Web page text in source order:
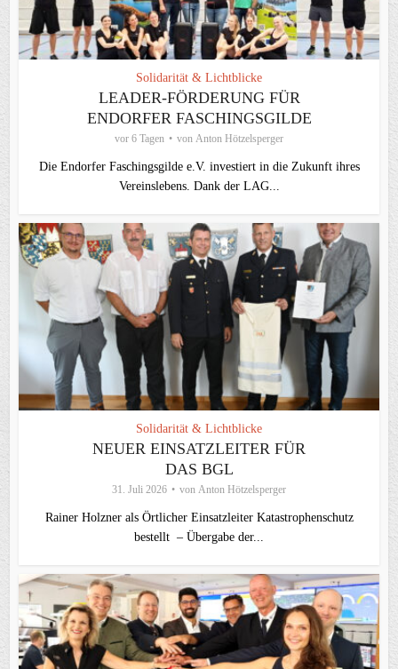
Solidarität & Lichtblicke
LEADER-FÖRDERUNG FÜR
ENDORFER FASCHINGSGILDE
vor 6 Tagen von Anton Hötzelsperger
Die Endorfer Faschingsgilde e.V. investiert in die Zukunft ihres
Vereinslebens. Dank der LAG...
Solidarität & Lichtblicke
NEUER EINSATZLEITER FÜR
DAS BGL
31. Juli 2026 von Anton Hötzelsperger
Rainer Holzner als Örtlicher Einsatzleiter Katastrophenschutz
bestellt – Übergabe der...